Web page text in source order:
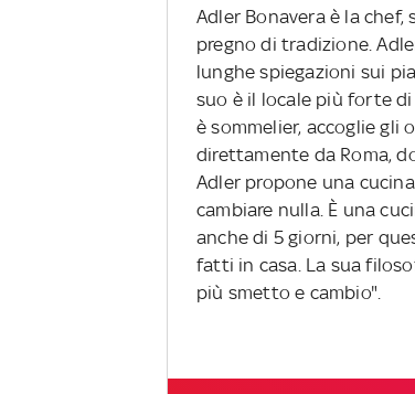
Adler Bonavera è la
pregno di tradizione.
lunghe spiegazioni sui
suo è il locale più forte
è sommelier, accoglie gli
direttamente da Roma,
Adler propone una
cambiare nulla. È una
anche di 5 giorni, per
fatti in casa. La sua
più smetto e cambio".